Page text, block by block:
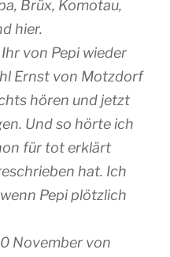
Brüx, Komotau,
hier.
von Pepi wieder
Ernst von Motzdorf
hören und jetzt
Und so hörte ich
für tot erklärt
hat. Ich
Pepi plötzlich
November von